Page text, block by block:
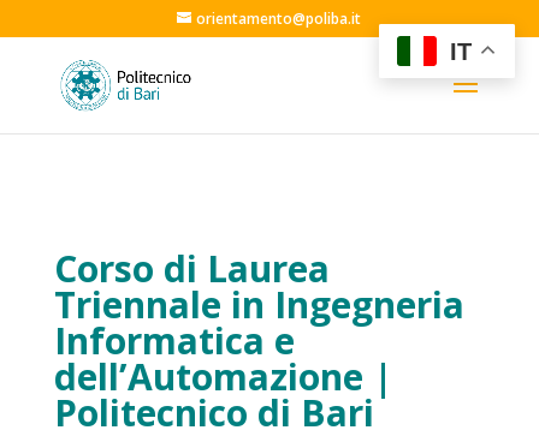
orientamento@poliba.it
Corso di Laurea
Triennale in Ingegneria
Informatica e
dell’Automazione |
Politecnico di Bari
IT